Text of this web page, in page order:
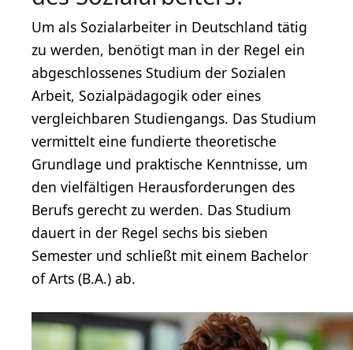
Um als Sozialarbeiter in Deutschland tätig
zu werden, benötigt man in der Regel ein
abgeschlossenes Studium der Sozialen
Arbeit, Sozialpädagogik oder eines
vergleichbaren Studiengangs. Das Studium
vermittelt eine fundierte theoretische
Grundlage und praktische Kenntnisse, um
den vielfältigen Herausforderungen des
Berufs gerecht zu werden. Das Studium
dauert in der Regel sechs bis sieben
Semester und schließt mit einem Bachelor
of Arts (B.A.) ab.